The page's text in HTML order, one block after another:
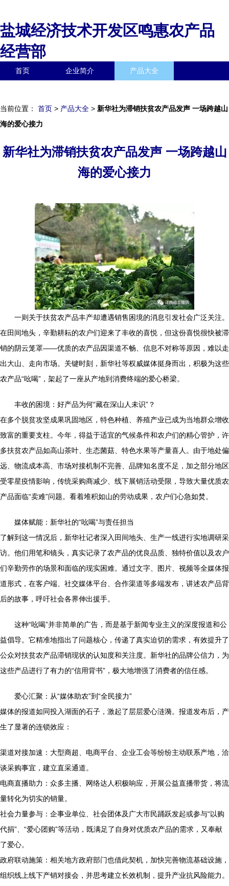
盐城经济技术开发区鸣惠农产品
经营部
首页 企业简介 产品大全
当前位置： 首页 > 产品大全 > 新华社为滞销扶贫农产品发声 一场跨越山
海的爱心接力
新华社为滞销扶贫农产品发声 一场跨越山
海的爱心接力
一则关于扶贫农产品丰产却遭遇销售困境的消息引发社会广泛关注。
在田间地头，辛勤耕耘的农户们迎来了丰收的喜悦，但这份喜悦很快被滞
销的阴云笼罩——优质的农产品因渠道不畅、信息不对称等原因，难以走
出大山、走向市场。关键时刻，新华社等权威媒体挺身而出，积极为这些
农产品“吆喝”，架起了一座从产地到消费终端的爱心桥梁。
丰收的困境：好产品为何“藏在深山人未识”？
在多个脱贫攻坚成果巩固地区，特色种植、养殖产业已成为当地群众增收
致富的重要支柱。今年，得益于适宜的气候条件和农户们的精心管护，许
多扶贫农产品如高山茶叶、生态菌菇、特色水果等产量喜人。由于地处偏
远、物流成本高、市场对接机制不完善、品牌知名度不足，加之部分地区
受零星疫情影响，传统采购商减少、线下展销活动受限，导致大量优质农
产品面临“卖难”问题。看着堆积如山的劳动成果，农户们心急如焚。
媒体赋能：新华社的“吆喝”与责任担当
了解到这一情况后，新华社记者深入田间地头、生产一线进行实地调研采
访。他们用笔和镜头，真实记录了农产品的优良品质、独特价值以及农户
们辛勤劳作的场景和面临的现实困难。通过文字、图片、视频等全媒体报
道形式，在客户端、社交媒体平台、合作渠道等多端发布，讲述农产品背
后的故事，呼吁社会各界伸出援手。
这种“吆喝”并非简单的广告，而是基于新闻专业主义的深度报道和公
益倡导。它精准地指出了问题核心，传递了真实迫切的需求，有效提升了
公众对扶贫农产品滞销现状的认知度和关注度。新华社的品牌公信力，为
这些产品进行了有力的“信用背书”，极大地增强了消费者的信任感。
爱心汇聚：从“媒体助农”到“全民接力”
媒体的报道如同投入湖面的石子，激起了层层爱心涟漪。报道发布后，产
生了显著的连锁效应：
渠道对接加速：大型商超、电商平台、企业工会等纷纷主动联系产地，洽
谈采购事宜，建立直采通道。
电商直播助力：众多主播、网络达人积极响应，开展公益直播带货，将流
量转化为切实的销量。
社会力量参与：企事业单位、社会团体及广大市民踊跃发起或参与“以购
代捐”、“爱心团购”等活动，既满足了自身对优质农产品的需求，又奉献
了爱心。
政府联动施策：相关地方政府部门也借此契机，加快完善物流基础设施，
组织线上线下产销对接会，并思考建立长效机制，提升产业抗风险能力。